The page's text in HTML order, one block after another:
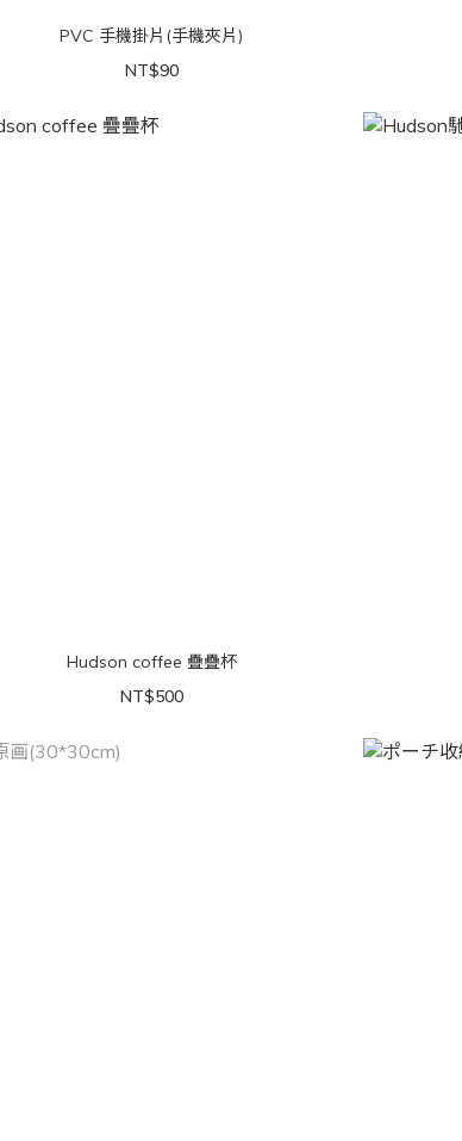
PVC 手機掛片(手機夾片)
NT$90
Hudson coffee 疊疊杯
NT$500